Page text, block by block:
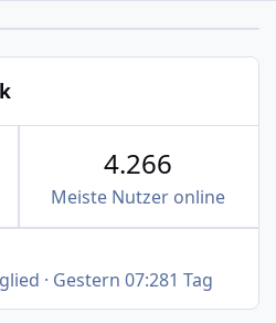
4.266
Meiste Nutzer online
· Gestern 07:281 Tag